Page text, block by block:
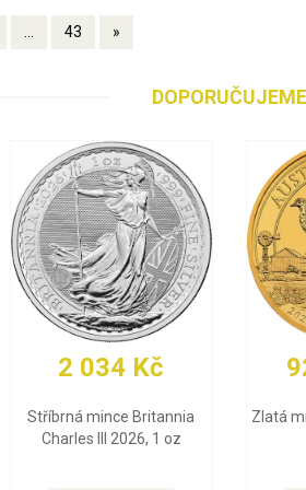
... 43 »
DOPORUČUJEME
29 925 Kč
Zlatý slitek Valcambi 10 g
Zlatá